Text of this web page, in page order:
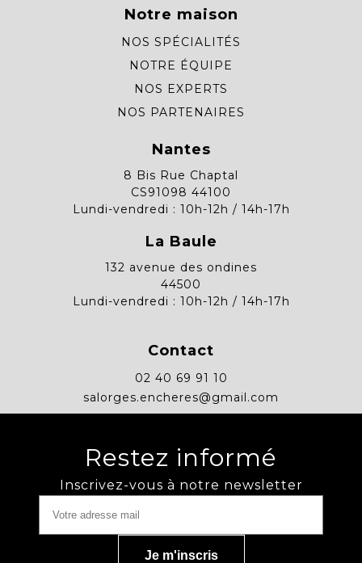
Notre maison
NOS SPÉCIALITÉS
NOTRE ÉQUIPE
NOS EXPERTS
NOS PARTENAIRES
Nantes
8 Bis Rue Chaptal
CS91098 44100
Lundi-vendredi : 10h-12h / 14h-17h
La Baule
132 avenue des ondines
44500
Lundi-vendredi : 10h-12h / 14h-17h
Contact
02 40 69 91 10
salorges.encheres@gmail.com
Restez informé
Inscrivez-vous à notre newsletter